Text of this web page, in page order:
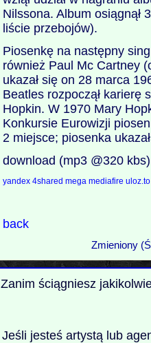
Nilssona. Album osiągnął
liście przebojów).
Piosenkę na następny
również Paul Mc Cartney
ukazał się on 28 marca
Beatles rozpoczął karierę
Hopkin. W 1970 Mary
Konkursie Eurowizji
2 miejsce; piosenka
download (mp3 @320
yandex4sharedmegamediafire
back
Zmieniony
Zanim ściągniesz
Jeśli jesteś artystą lub